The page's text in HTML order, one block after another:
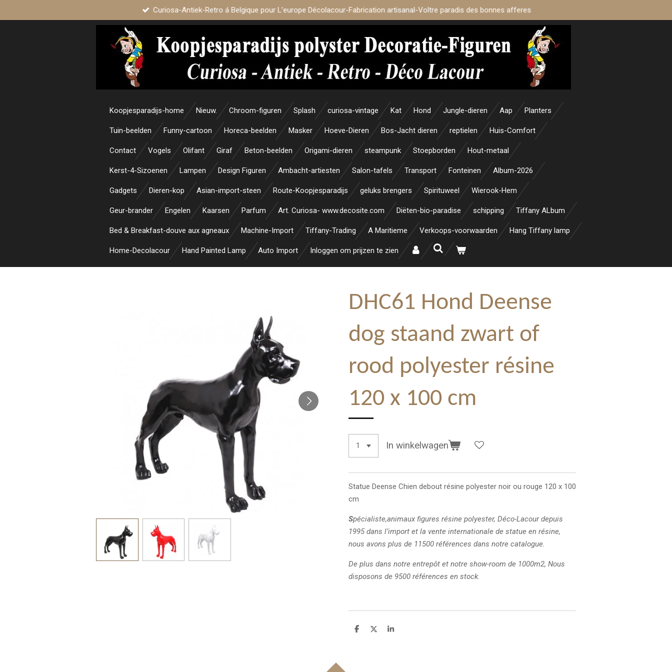
Curiosa-Antiek-Retro á Belgique pour L’europe Décolacour-Fabrication artisanal-Voltre paradis des bonnes afferes
Koopjesparadijs-home Nieuw. Chroom-figuren Splash curiosa-vintage Kat Hond Jungle-dieren Aap Planters
Tuin-beelden Funny-cartoon Horeca-beelden Masker Hoeve-Dieren Bos-Jacht dieren reptielen Huis-Comfort
Contact Vogels Olifant Giraf Beton-beelden Origami-dieren steampunk Stoepborden Hout-metaal
Kerst-4-Sizoenen Lampen Design Figuren Ambacht-artiesten Salon-tafels Transport Fonteinen Album-2026
Gadgets Dieren-kop Asian-import-steen Route-Koopjesparadijs geluks brengers Spirituweel Wierook-Hem
Geur-brander Engelen Kaarsen Parfum Art. Curiosa- www.decosite.com Diëten-bio-paradise schipping Tiffany ALbum
Bed & Breakfast-douve aux agneaux Machine-Import Tiffany-Trading A Maritieme Verkoops-voorwaarden Hang Tiffany lamp
Home-Decolacour Hand Painted Lamp Auto Import Inloggen om prijzen te zien
DHC61 Hond Deense
dog staand zwart of
rood polyester résine
120 x 100 cm
In winkelwagen
Statue Deense Chien debout résine polyester noir ou rouge 120 x 100
cm
Spécialiste,animaux figures résine polyester, Déco-Lacour depuis
1995 dans l’import et la vente internationale de statue en résine,
nous avons plus de 11500 références dans notre catalogue.
De plus dans notre entrepôt et notre show-room de 1000m2, Nous
disposons de 9500 références en stock.
D
D
S